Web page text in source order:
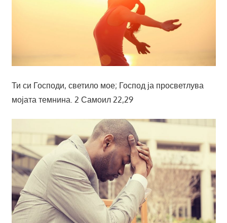
Ти си Господи, светило мое; Господ ја просветлува
мојата темнина. 2 Самоил 22,29